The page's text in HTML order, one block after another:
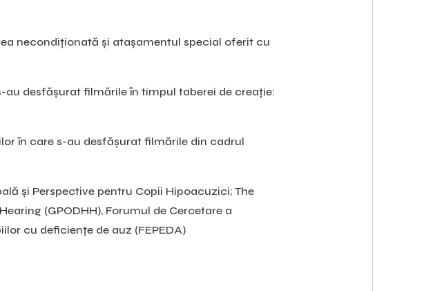
necondiționată și atașamentul special oferit cu
desfășurat filmările în timpul taberei de creație:
în care s-au desfășurat filmările din cadrul
și Perspective pentru Copii Hipoacuzici; The
(GPODHH), Forumul de Cercetare a
cu deficiențe de auz (FEPEDA)